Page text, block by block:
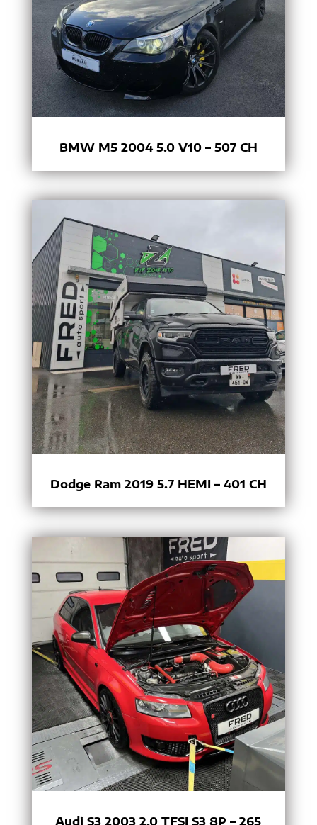
BMW M5 2004 5.0 V10 – 507 CH
Dodge Ram 2019 5.7 HEMI – 401 CH
Audi S3 2003 2.0 TFSI S3 8P – 265